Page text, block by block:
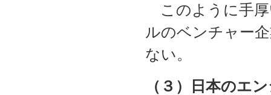
このように手厚
ルのベンチャー
ない。
（３）日本のエ